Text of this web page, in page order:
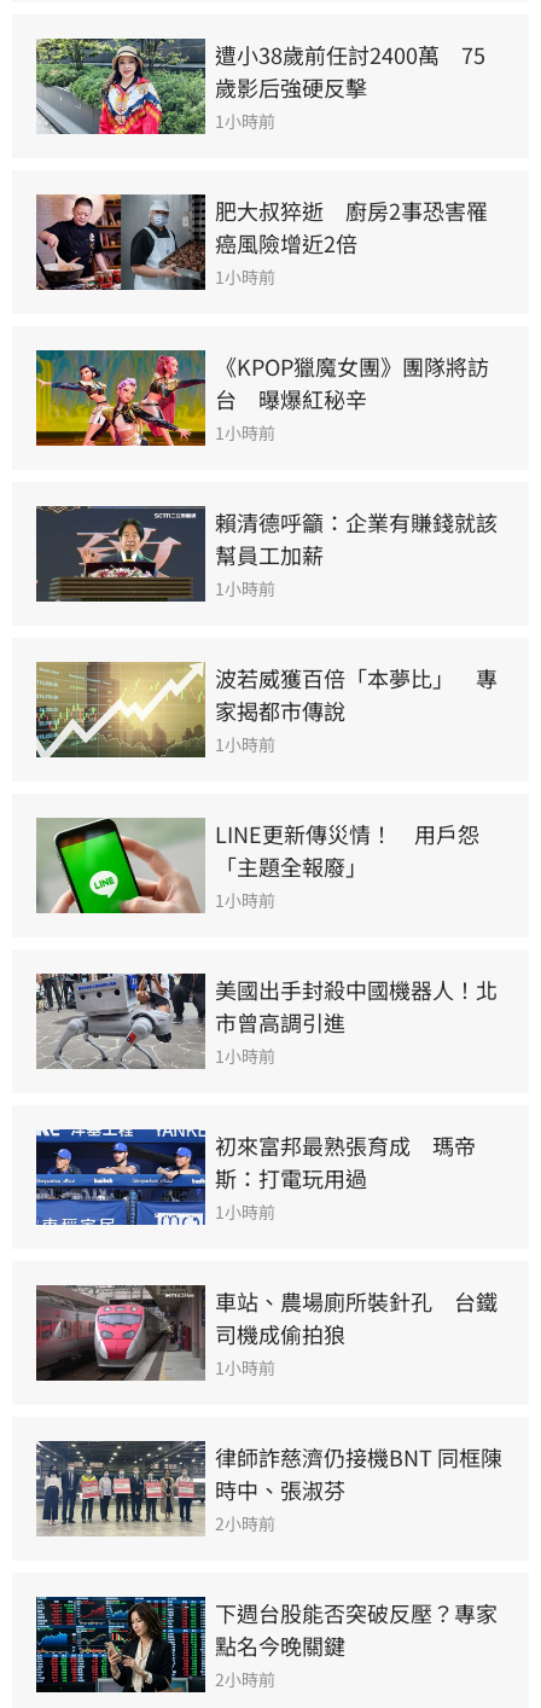
遭小38歲前任討2400萬　75
歲影后強硬反擊
1小時前
肥大叔猝逝　廚房2事恐害罹
癌風險增近2倍
1小時前
《KPOP獵魔女團》團隊將訪
台　曝爆紅秘辛
1小時前
賴清德呼籲：企業有賺錢就該
幫員工加薪
1小時前
波若威獲百倍「本夢比」　專
家揭都市傳說
1小時前
LINE更新傳災情！　用戶怨
「主題全報廢」
1小時前
美國出手封殺中國機器人！北
市曾高調引進
1小時前
初來富邦最熟張育成　瑪帝
斯：打電玩用過
1小時前
車站、農場廁所裝針孔　台鐵
司機成偷拍狼
1小時前
律師詐慈濟仍接機BNT 同框陳
時中、張淑芬
2小時前
下週台股能否突破反壓？專家
點名今晚關鍵
2小時前